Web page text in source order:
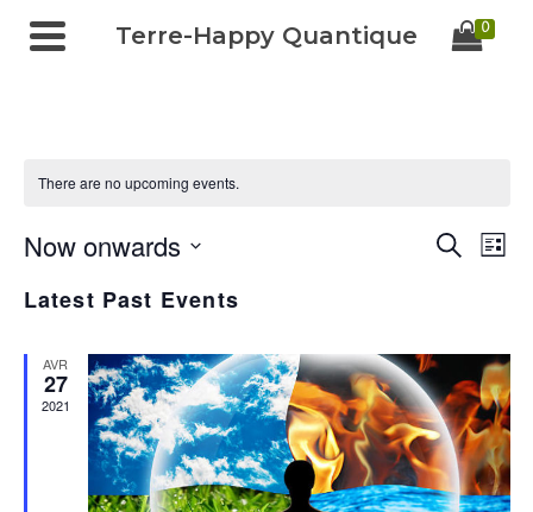
Terre-Happy Quantique 0
There are no upcoming events.
Events
and
Views
SearchList
Now onwards
date.
Latest Past Events
AVR
27
2021